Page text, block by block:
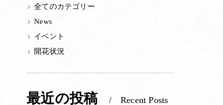
茶室
寿長生の郷内 菓子売場
全てのカテゴリー
News
イベント
開花状況
最近の投稿 Recent Posts